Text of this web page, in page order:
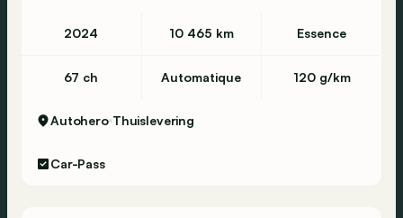
2024 10 465 km Essence
67 ch Automatique 120 g/km
Autohero Thuislevering
Car-Pass